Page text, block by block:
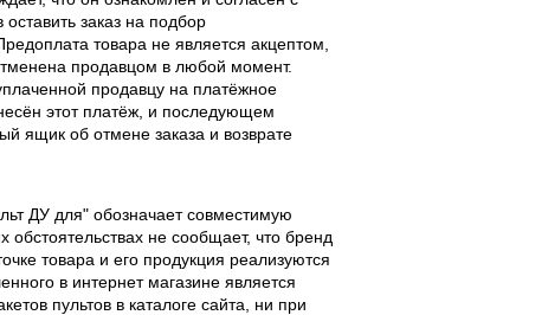
заказ на подбор
товара не является акцептом,
продавцом в любой момент.
продавцу на платёжное
этот платёж, и последующем
ящик об отмене заказа и возврате
ДУ для" обозначает совместимую
обстоятельствах не сообщает, что бренд
товара и его продукция реализуются
в интернет магазине является
пультов в каталоге сайта, ни при